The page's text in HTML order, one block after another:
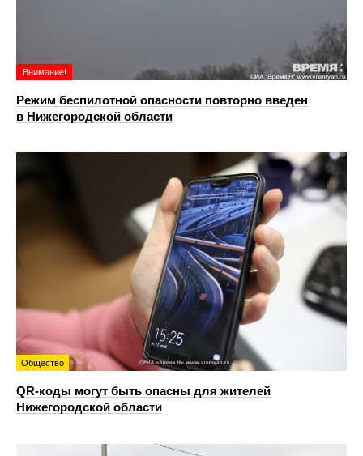
Внимание!
Режим беспилотной опасности повторно введен
в Нижегородской области
Общество
QR-коды могут быть опасны для жителей
Нижегородской области